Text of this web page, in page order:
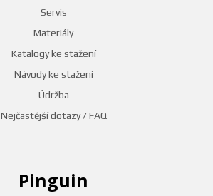
Servis
Materiály
Katalogy ke stažení
Návody ke stažení
Údržba
Nejčastější dotazy / FAQ
Pinguin